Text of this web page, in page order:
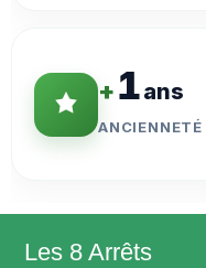
+1ans
ANCIENNETÉ
Les 8 Arrêts